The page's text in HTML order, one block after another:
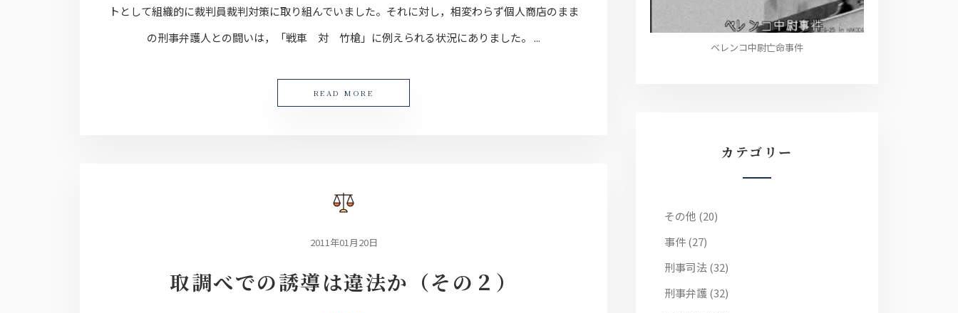
トとして組織的に裁判員裁判対策に取り組んでいました。それに対し，相変わらず個人商店のまま
の刑事弁護人との闘いは，「戦車 対 竹槍」に例えられる状況にありました。 ...
READ MORE
2011年01月20日
取調べでの誘導は違法か（その２）
ベレンコ中尉亡命事件
カテゴリー
その他 (20)
事件(27)
刑事司法(32)
刑事弁護(32)